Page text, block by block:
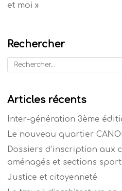
et moi »
Rechercher
Articles récents
Inter-génération 3ème
Le nouveau quartier
Dossiers d’inscription aux
aménagés et sections
Justice et citoyenneté